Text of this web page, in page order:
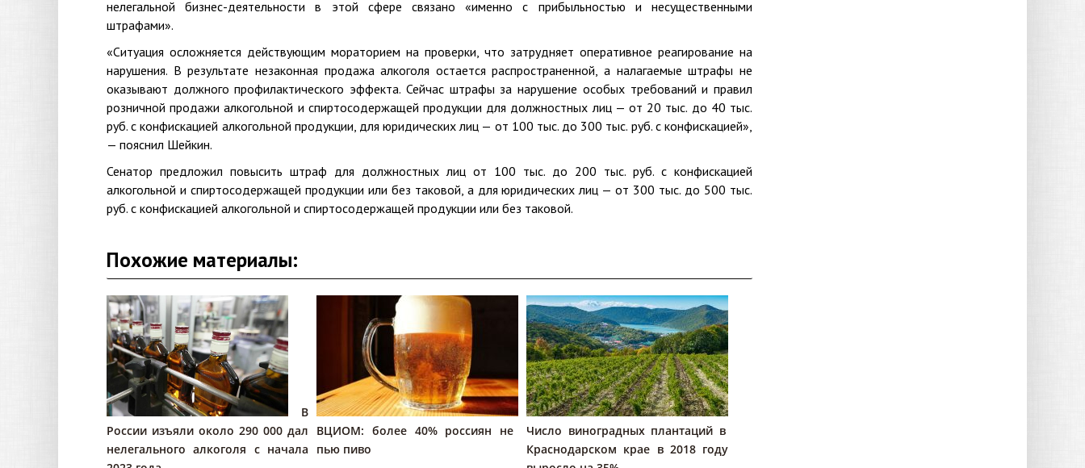
нелегальной бизнес-деятельности в этой сфере связано «именно с прибыльностью и несущественными
штрафами».
«Ситуация осложняется действующим мораторием на проверки, что затрудняет оперативное реагирование на
нарушения. В результате незаконная продажа алкоголя остается распространенной, а налагаемые штрафы не
оказывают должного профилактического эффекта. Сейчас штрафы за нарушение особых требований и правил
розничной продажи алкогольной и спиртосодержащей продукции для должностных лиц — от 20 тыс. до 40 тыс.
руб. с конфискацией алкогольной продукции, для юридических лиц — от 100 тыс. до 300 тыс. руб. с конфискацией»,
— пояснил Шейкин.
Сенатор предложил повысить штраф для должностных лиц от 100 тыс. до 200 тыс. руб. с конфискацией
алкогольной и спиртосодержащей продукции или без таковой, а для юридических лиц — от 300 тыс. до 500 тыс.
руб. с конфискацией алкогольной и спиртосодержащей продукции или без таковой.
Похожие материалы:
В
России изъяли около 290 000 дал
нелегального алкоголя с начала
ВЦИОМ: более 40% россиян не
пью пиво
Число виноградных плантаций в
Краснодарском крае в 2018 году